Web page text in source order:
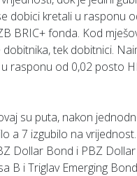
dobici kretali u rasponu
BRIC+ fonda. Kod
tek dobitnici.
rasponu od 0,02 posto
su puta, nakon
a 7 izgubilo na
Dollar Bond i PBZ
B i Triglav Emerging